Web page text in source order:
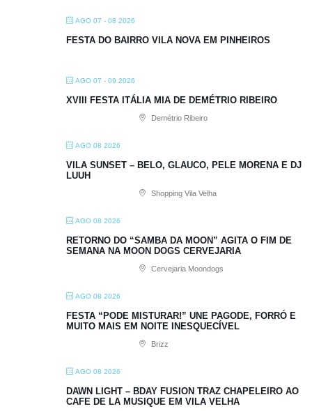
AGO 07 - 08 2026
FESTA DO BAIRRO VILA NOVA EM PINHEIROS
AGO 07 - 09 2026
XVIII FESTA ITÁLIA MIA DE DEMÉTRIO RIBEIRO
Demétrio Ribeiro
AGO 08 2026
VILA SUNSET – BELO, GLAUCO, PELE MORENA E DJ
LUUH
Shopping Vila Velha
AGO 08 2026
RETORNO DO “SAMBA DA MOON” AGITA O FIM DE
SEMANA NA MOON DOGS CERVEJARIA
Cervejaria Moondogs
AGO 08 2026
FESTA “PODE MISTURAR!” UNE PAGODE, FORRÓ E
MUITO MAIS EM NOITE INESQUECÍVEL
Brizz
AGO 08 2026
DAWN LIGHT – BDAY FUSION TRAZ CHAPELEIRO AO
CAFE DE LA MUSIQUE EM VILA VELHA